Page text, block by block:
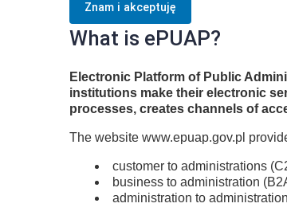
Znam i akceptuję
What is ePUAP?
Electronic Platform of Public
institutions make their electronic
processes, creates channels of
The website www.epuap.gov.pl
customer to administrations
business to administration
administration to